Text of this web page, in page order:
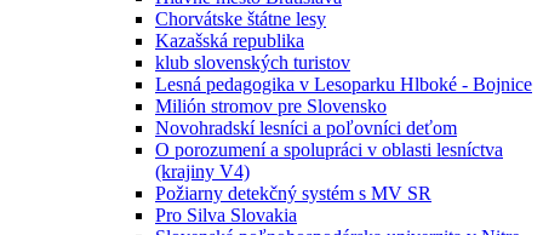
Chorvátske štátne lesy
Kazašská republika
klub slovenských turistov
Lesná pedagogika v Lesoparku Hlboké - Bojnice
Milión stromov pre Slovensko
Novohradskí lesníci a poľovníci deťom
O porozumení a spolupráci v oblasti lesníctva
(krajiny V4)
Požiarny detekčný systém s MV SR
Pro Silva Slovakia